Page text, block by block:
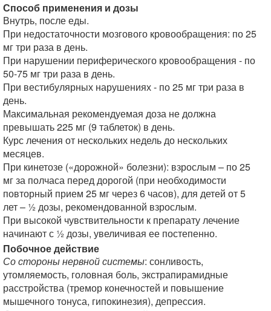
Способ применения и дозы
Внутрь, после еды.
При недостаточности мозгового кровообращения: по 25
мг три раза в день.
При нарушении периферического кровообращения - по
50-75 мг три раза в день.
При вестибулярных нарушениях - по 25 мг три раза в
день.
Максимальная рекомендуемая доза не должна
превышать 225 мг (9 таблеток) в день.
Курс лечения от нескольких недель до нескольких
месяцев.
При кинетозе («дорожной» болезни): взрослым – по 25
мг за полчаса перед дорогой (при необходимости
повторный прием 25 мг через 6 часов), для детей от 5
лет – ½ дозы, рекомендованной взрослым.
При высокой чувствительности к препарату лечение
начинают с ½ дозы, увеличивая ее постепенно.
Побочное действие
Со стороны нервной системы: сонливость,
утомляемость, головная боль, экстрапирамидные
расстройства (тремор конечностей и повышение
мышечного тонуса, гипокинезия), депрессия.